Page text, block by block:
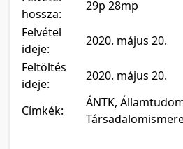
hossza:
29p 28mp
Felvétel
ideje:
2020. május 20.
Feltöltés
ideje:
2020. május 20.
Címkék:
ÁNTK,